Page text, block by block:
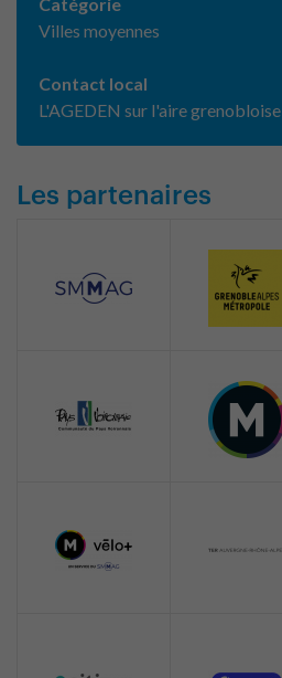
Villes moyennes
Contact local
L'AGEDEN sur l'aire grenobloise
Les partenaires